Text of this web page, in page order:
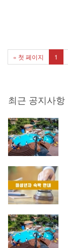
« 첫 페이지 1
최근 공지사항